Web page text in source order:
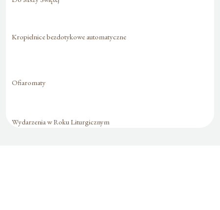
Kropielnice bezdotykowe automatyczne
Ofiaromaty
Wydarzenia w Roku Liturgicznym